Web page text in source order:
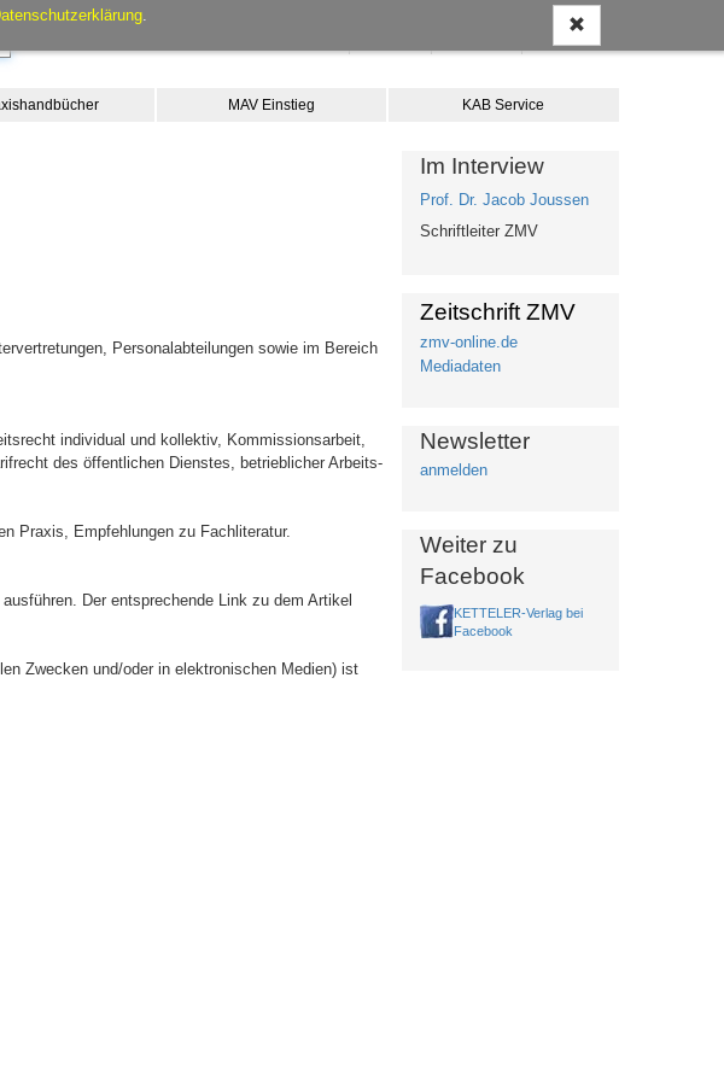
.
Warenkorb
MAV Einstieg KAB Service
Personalabteilungen sowie im Bereich
individual und kollektiv, Kommissionsarbeit,
des öffentlichen Dienstes, betrieblicher Arbeits-
Praxis, Empfehlungen zu Fachliteratur.
Der entsprechende Link zu dem Artikel
Zwecken und/oder in elektronischen Medien) ist
Im Interview
Prof. Dr. Jacob Joussen
Schriftleiter ZMV
Zeitschrift ZMV
zmv-online.de
Mediadaten
Newsletter
anmelden
Weiter zu
Facebook
KETTELER-Verlag bei
Facebook